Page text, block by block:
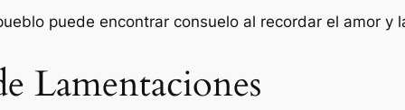
puede encontrar consuelo al recordar el amor y
Lamentaciones